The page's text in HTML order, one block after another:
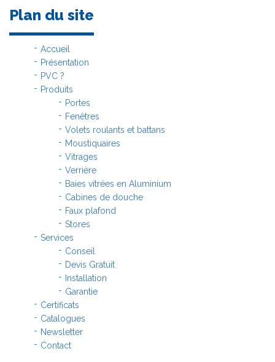
Plan du site
Accueil
Présentation
PVC ?
Produits
Portes
Fenêtres
Volets roulants et battans
Moustiquaires
Vitrages
Verrière
Baies vitrées en Aluminium
Cabines de douche
Faux plafond
Stores
Services
Conseil
Devis Gratuit
Installation
Garantie
Certificats
Catalogues
Newsletter
Contact